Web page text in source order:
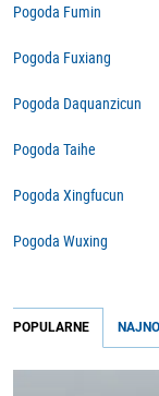
Pogoda Fumin
Pogoda Fuxiang
Pogoda Daquanzicun
Pogoda Taihe
Pogoda Xingfucun
Pogoda Wuxing
POPULARNE